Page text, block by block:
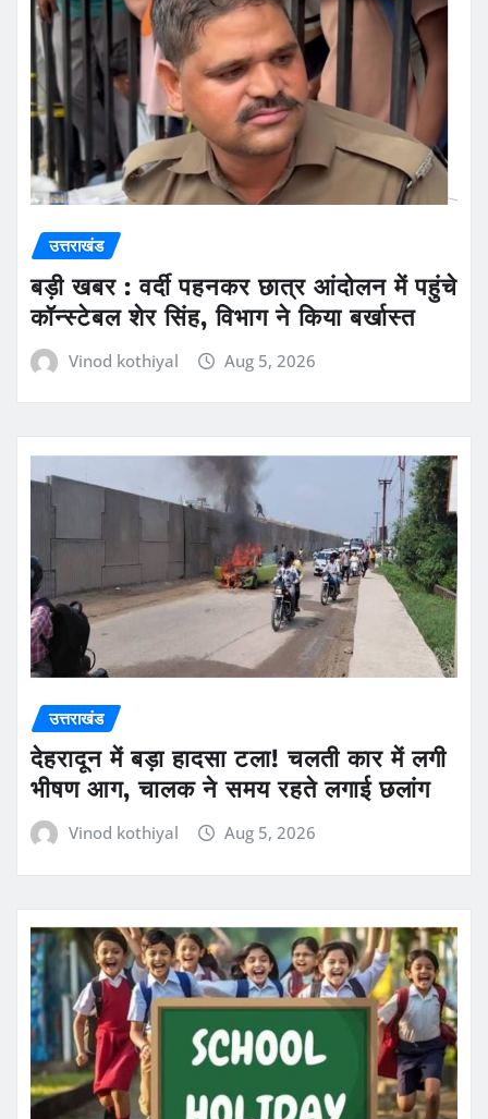
उत्तराखंड
बड़ी खबर : वर्दी पहनकर छात्र आंदोलन में पहुंचे
कॉन्स्टेबल शेर सिंह, विभाग ने किया बर्खास्त
Vinod kothiyal Aug 5, 2026
उत्तराखंड
देहरादून में बड़ा हादसा टला! चलती कार में लगी
भीषण आग, चालक ने समय रहते लगाई छलांग
Vinod kothiyal Aug 5, 2026